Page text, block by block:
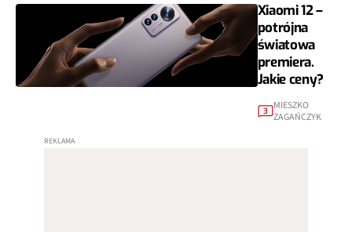
Xiaomi 12 –
potrójna
światowa
premiera.
Jakie ceny?
3 MIESZKO
ZAGAŃCZYK